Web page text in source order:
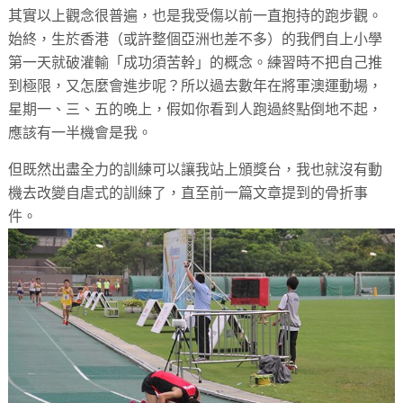
其實以上觀念很普遍，也是我受傷以前一直抱持的跑步觀。
始終，生於香港（或許整個亞洲也差不多）的我們自上小學
第一天就破灌輸「成功須苦幹」的概念。練習時不把自己推
到極限，又怎麼會進步呢？所以過去數年在將軍澳運動場，
星期一、三、五的晚上，假如你看到人跑過終點倒地不起，
應該有一半機會是我。
但既然出盡全力的訓練可以讓我站上頒獎台，我也就沒有動
機去改變自虐式的訓練了，直至前一篇文章提到的骨折事
件。